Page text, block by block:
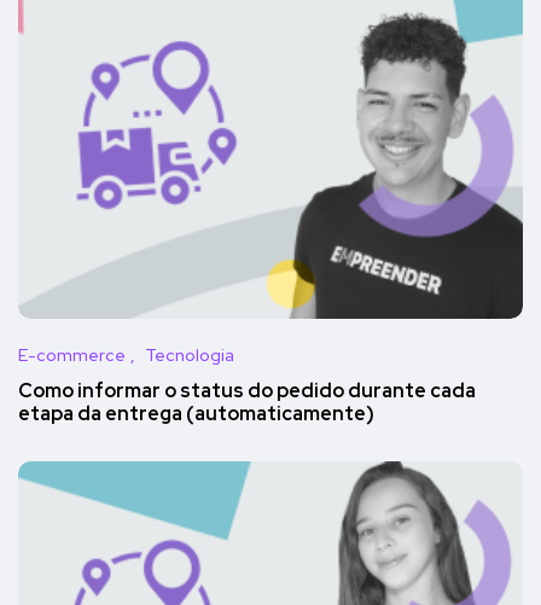
E-commerce Tecnologia
Como informar o status do pedido durante cada
etapa da entrega (automaticamente)